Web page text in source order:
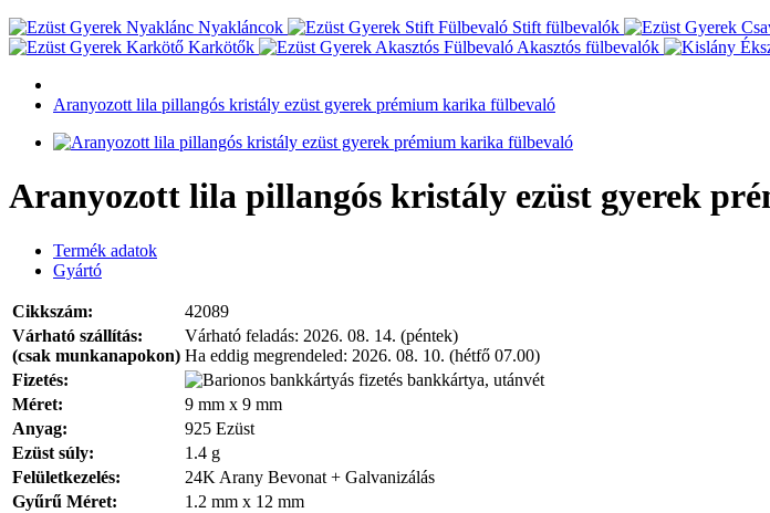
Nyakláncok
Stift fülbevalók
Karkötők
Akasztós fülbevalók
Aranyozott lila pillangós kristály ezüst gyerek prémium karika fülbevaló
Aranyozott lila pillangós kristály ezüst gyerek
Termék adatok
Gyártó
Cikkszám:
42089
Várható szállítás:
(csak munkanapokon)
Várható feladás: 2026. 08. 14. (péntek)
Ha eddig megrendeled: 2026. 08. 10. (hétfő 07.00)
Fizetés:
bankkártya, utánvét
Méret:
9 mm x 9 mm
Anyag:
925 Ezüst
Ezüst súly:
1.4 g
Felületkezelés:
24K Arany Bevonat + Galvanizálás
Gyűrű Méret:
1.2 mm x 12 mm